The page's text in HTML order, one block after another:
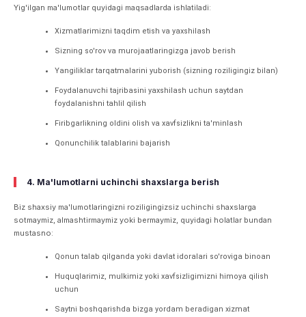
Yig'ilgan ma'lumotlar quyidagi maqsadlarda ishlatiladi:
Xizmatlarimizni taqdim etish va yaxshilash
Sizning so'rov va murojaatlaringizga javob berish
Yangiliklar tarqatmalarini yuborish (sizning roziligingiz bilan)
Foydalanuvchi tajribasini yaxshilash uchun saytdan
foydalanishni tahlil qilish
Firibgarlikning oldini olish va xavfsizlikni ta'minlash
Qonunchilik talablarini bajarish
4. Ma'lumotlarni uchinchi shaxslarga berish
Biz shaxsiy ma'lumotlaringizni roziligingizsiz uchinchi shaxslarga
sotmaymiz, almashtirmaymiz yoki bermaymiz, quyidagi holatlar bundan
mustasno:
Qonun talab qilganda yoki davlat idoralari so'roviga binoan
Huquqlarimiz, mulkimiz yoki xavfsizligimizni himoya qilish
uchun
Saytni boshqarishda bizga yordam beradigan xizmat